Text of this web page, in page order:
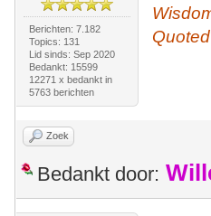
Berichten: 7.182
Topics: 131
Lid sinds: Sep 2020
Bedankt: 15599
12271 x bedankt in
5763 berichten
Zoek
Bedankt door: